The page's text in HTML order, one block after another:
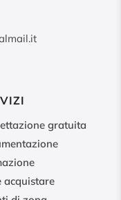
gratuita
acquistare